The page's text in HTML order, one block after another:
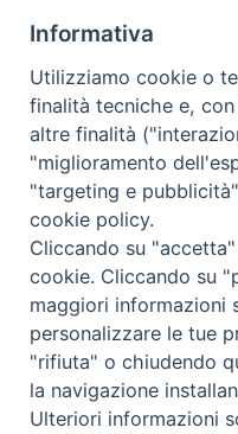
Abbonamenti
Abbonamento
Abbonamento
Abbonamento Singola
Redazione: Pavia,
IVA: 00213430184
Informativa
Utilizziamo cookie o
finalità tecniche e,
altre finalità
"miglioramento
"targeting e
cookie policy.
Cliccando su
cookie. Cliccando su
maggiori informazioni
personalizzare le tue
"rifiuta" o chiudendo
la navigazione
Ulteriori informazioni